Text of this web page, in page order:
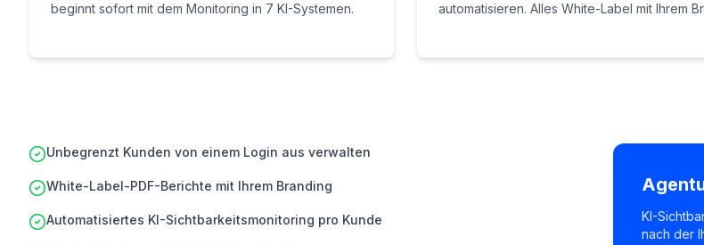
beginnt sofort mit dem Monitoring in 7 KI-Systemen.
automatisieren. Alles White-Label mit Ihrem
Unbegrenzt Kunden von einem Login aus verwalten
White-Label-PDF-Berichte mit Ihrem Branding
Automatisiertes KI-Sichtbarkeitsmonitoring pro Kunde
KI-
nach der